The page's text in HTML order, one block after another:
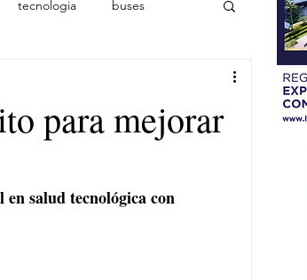
tecnologia buses
para mejorar
salud tecnológica con